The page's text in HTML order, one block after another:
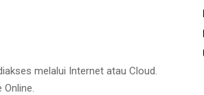
melalui Internet atau Cloud.